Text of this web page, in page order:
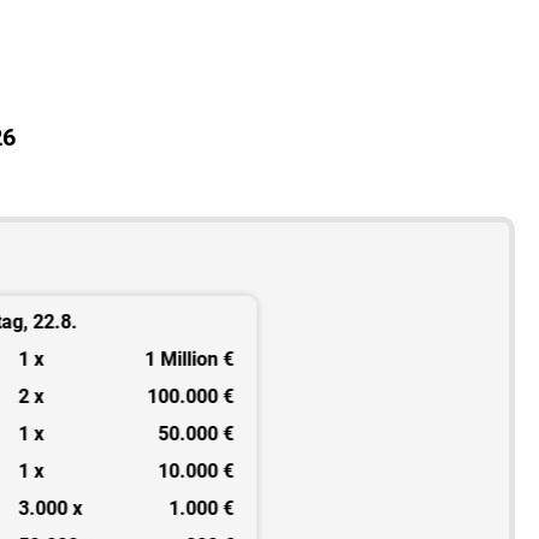
22.8.
1 x
1 Million €
2 x
100.000 €
1 x
50.000 €
1 x
10.000 €
3.000 x
1.000 €